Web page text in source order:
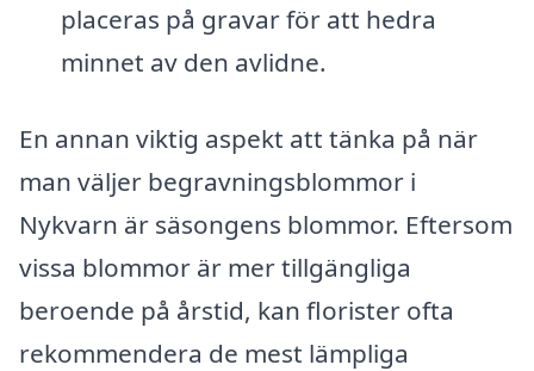
placeras på gravar för att hedra
minnet av den avlidne.
En annan viktig aspekt att tänka på när
man väljer begravningsblommor i
Nykvarn är säsongens blommor. Eftersom
vissa blommor är mer tillgängliga
beroende på årstid, kan florister ofta
rekommendera de mest lämpliga